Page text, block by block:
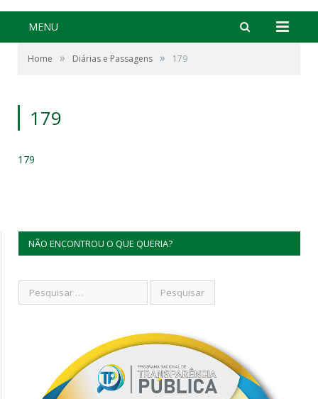
MENU
Home » Diárias e Passagens » 179
179
179
NÃO ENCONTROU O QUE QUERIA?